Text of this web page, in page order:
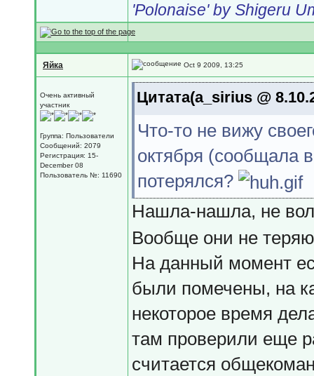
'Polonaise' by Shigeru
Яйка Oct 9 2009, 13:25
Очень активный
участник
Группа: Пользователи
Сообщений: 2079
Регистрация: 15-
December 08
Пользователь №: 11690
Цитата(a_sirius @
Что-то не вижу
октября (сообщала
потерялся?
Нашла-нашла, не
Вообще они не
На данный момент
были помечены, на
некоторое время
там проверили еще
считается